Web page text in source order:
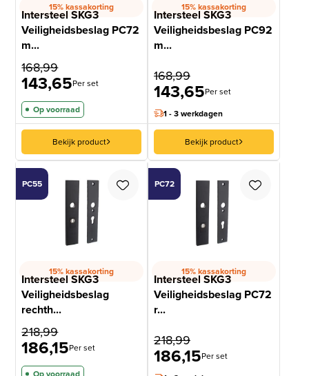
15% kassakorting
Intersteel SKG3
Veiligheidsbeslag PC72
m...
168,99
143,65Per set
Op voorraad
Bekijk product
15% kassakorting
Intersteel SKG3
Veiligheidsbeslag PC92
m...
168,99
143,65Per set
1 - 3 werkdagen
Bekijk product
PC55
15% kassakorting
Intersteel SKG3
Veiligheidsbeslag
rechth...
218,99
186,15Per set
PC72
15% kassakorting
Intersteel SKG3
Veiligheidsbeslag PC72
r...
218,99
186,15Per set